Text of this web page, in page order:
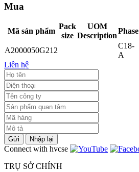
Mua
Mã sản phẩm
Pack
size
UOM
Description
Phase
A2000050G212
C18-
A
Liên hệ
Gửi Nhập lại
Connect with hvcse
TRỤ SỞ CHÍNH